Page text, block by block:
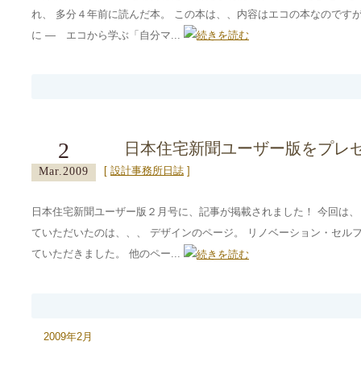
れ、 多分４年前に読んだ本。 この本は、、内容はエコの本なのです
に ― エコから学ぶ「自分マ...
日本住宅新聞ユーザー版をプレ
2
Mar.2009 [ 設計事務所日誌 ]
日本住宅新聞ユーザー版２月号に、記事が掲載されました！ 今回は
ていただいたのは、、、 デザインのページ。 リノベーション・セル
ていただきました。 他のペー...
2009年2月